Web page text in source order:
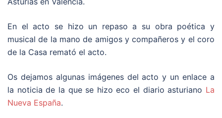
En el acto se hizo un repaso a su obra poética y
musical de la mano de amigos y compañeros y el coro
de la Casa remató el acto.
Os dejamos algunas imágenes del acto y un enlace a
la noticia de la que se hizo eco el diario asturiano La
Nueva España.